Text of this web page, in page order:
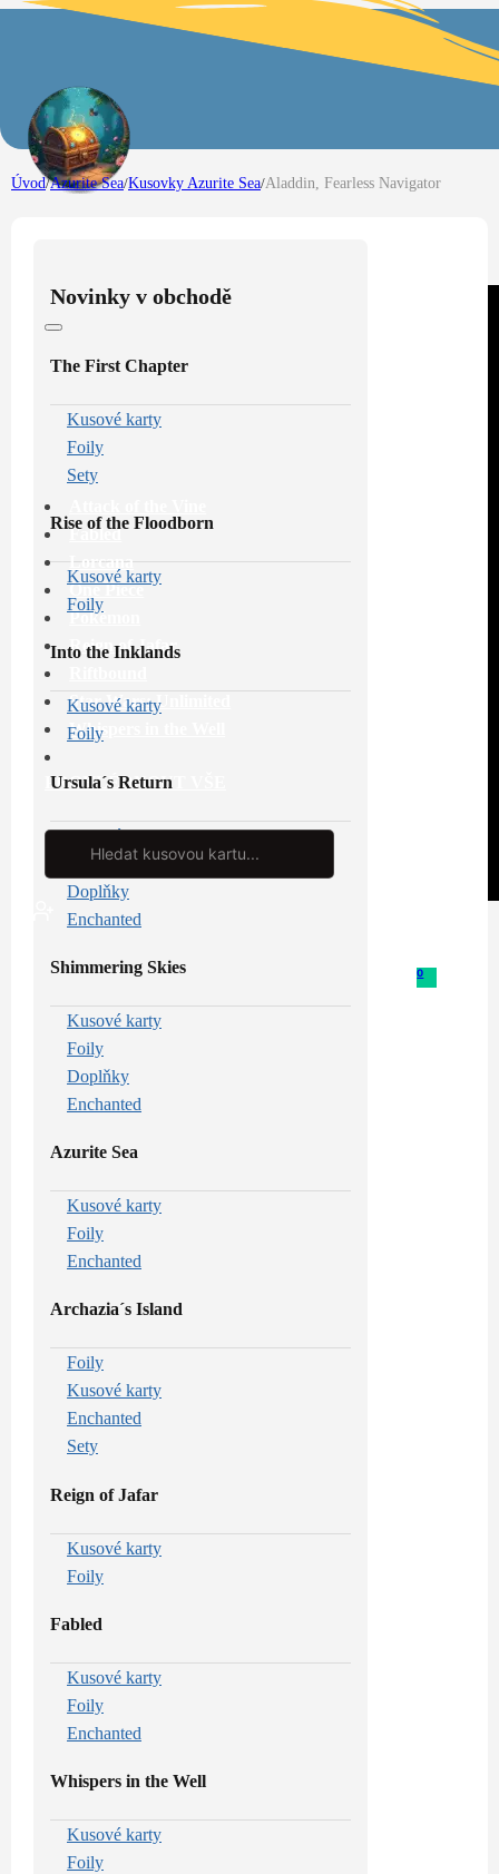
Fabled
Lorcana
One Piece
Pokémon
Reign of Jafar
Star Wars: Unlimited
Whispers in the Well
PROHLÉDNOUT VŠE
Search
0
Úvod/Azurite Sea/Kusovky Azurite Sea/Aladdin, Fearless Navigator
Novinky v obchodě
The First Chapter
Kusové karty
Foily
Sety
Rise of the Floodborn
Kusové karty
Foily
Into the Inklands
Kusové karty
Foily
Ursula´s Return
Kusové karty
Foily
Doplňky
Enchanted
Shimmering Skies
Kusové karty
Foily
Doplňky
Enchanted
Azurite Sea
Kusové karty
Foily
Enchanted
Archazia´s Island
Foily
Kusové karty
Enchanted
Sety
Reign of Jafar
Kusové karty
Foily
Fabled
Kusové karty
Foily
Enchanted
Whispers in the Well
Kusové karty
Foily